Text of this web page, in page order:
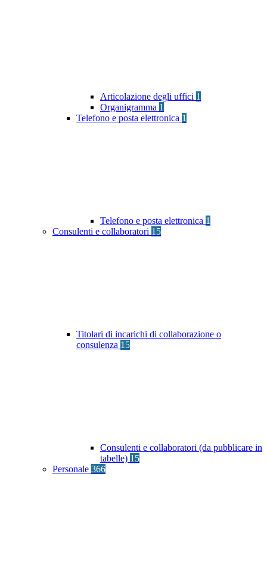
Articolazione degli uffici 1
Organigramma 1
Telefono e posta elettronica 1
Telefono e posta elettronica 1
Consulenti e collaboratori 15
Titolari di incarichi di collaborazione o
consulenza 15
Consulenti e collaboratori (da pubblicare in
tabelle) 15
Personale 366